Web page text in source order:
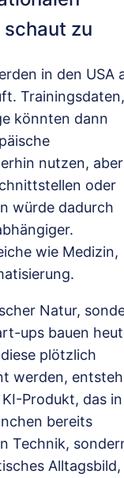
schaut zu
in den USA
Trainingsdaten,
könnten dann
nutzen, aber
oder
würde dadurch
wie Medizin,
Natur,
ups bauen
plötzlich
werden,
Produkt, das in
bereits
Technik,
Alltagsbild,